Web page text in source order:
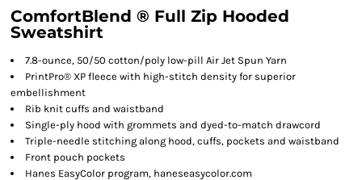
ComfortBlend ® Full Zip Hooded
Sweatshirt
7.8-ounce, 50/50 cotton/poly low-pill Air Jet Spun Yarn
PrintPro® XP fleece with high-stitch density for superior
embellishment
Rib knit cuffs and waistband
Single-ply hood with grommets and dyed-to-match drawcord
Triple-needle stitching along hood, cuffs, pockets and waistband
Front pouch pockets
Hanes EasyColor program, haneseasycolor.com